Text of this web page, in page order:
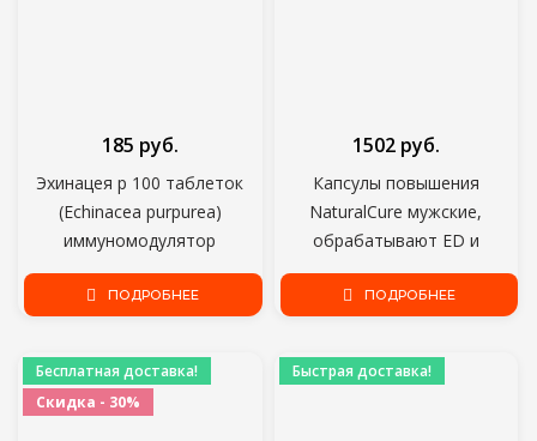
Эхинацея р 100 таблеток
(Echinacea purpurea)
иммуномодулятор
растительного
происхождения. Стимулирует
185 руб.
ПОДРОБНЕЕ
Капсулы повышения
NaturalCure мужские,
обрабатывают ED и
преждевременную
эякуляцию, пилюльки для
никакой побочный эффект
1502 руб.
ПОДРОБНЕЕ
Бесплатная доставка!
Скидка - 30%
Быстрая доставка!